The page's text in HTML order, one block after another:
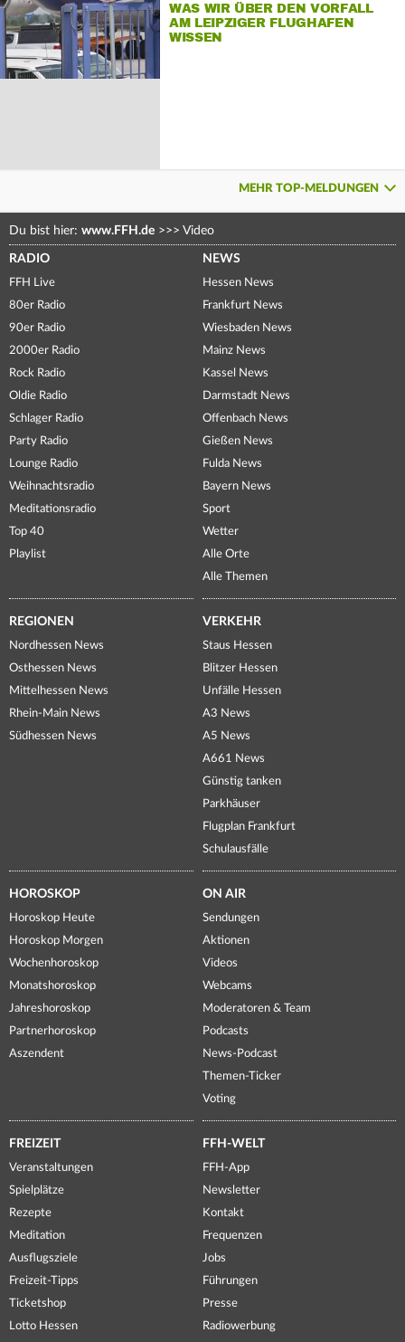
WAS WIR ÜBER DEN VORFALL
AM LEIPZIGER FLUGHAFEN
WISSEN
MEHR TOP-MELDUNGEN
Du bist hier: www.FFH.de >>> Video
RADIO
FFH Live
80er Radio
90er Radio
2000er Radio
Rock Radio
Oldie Radio
Schlager Radio
Party Radio
Lounge Radio
Weihnachtsradio
Meditationsradio
Top 40
Playlist
NEWS
Hessen News
Frankfurt News
Wiesbaden News
Mainz News
Kassel News
Darmstadt News
Offenbach News
Gießen News
Fulda News
Bayern News
Sport
Wetter
Alle Orte
Alle Themen
REGIONEN
Nordhessen News
Osthessen News
Mittelhessen News
Rhein-Main News
Südhessen News
VERKEHR
Staus Hessen
Blitzer Hessen
Unfälle Hessen
A3 News
A5 News
A661 News
Günstig tanken
Parkhäuser
Flugplan Frankfurt
Schulausfälle
HOROSKOP
Horoskop Heute
Horoskop Morgen
Wochenhoroskop
Monatshoroskop
Jahreshoroskop
Partnerhoroskop
Aszendent
ON AIR
Sendungen
Aktionen
Videos
Webcams
Moderatoren & Team
Podcasts
News-Podcast
Themen-Ticker
Voting
FREIZEIT
Veranstaltungen
Spielplätze
Rezepte
Meditation
Ausflugsziele
Freizeit-Tipps
Ticketshop
Lotto Hessen
FFH-WELT
FFH-App
Newsletter
Kontakt
Frequenzen
Jobs
Führungen
Presse
Radiowerbung